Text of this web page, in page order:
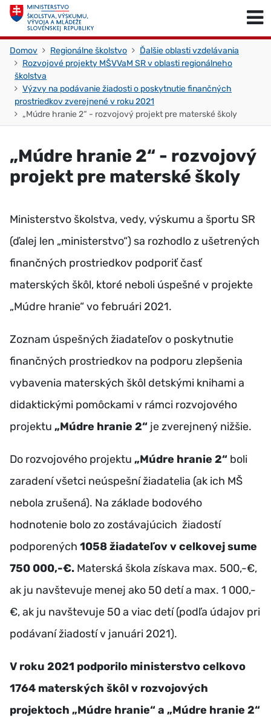
Skočiť na obsah
Domov Regionálne školstvo
Ďalšie oblasti vzdelávania
Rozvojové projekty MŠVVaM SR v oblasti regionálneho
školstva
Výzvy na podávanie žiadosti o poskytnutie finančných
prostriedkov zverejnené v roku 2021
„Múdre hranie 2“ - rozvojový projekt pre materské školy
„Múdre hranie 2“ - rozvojový
projekt pre materské školy
Ministerstvo školstva, vedy, výskumu a športu SR
(ďalej len „ministerstvo“) sa rozhodlo z ušetrených
finančných prostriedkov podporiť časť
materských škôl, ktoré neboli úspešné v projekte
„Múdre hranie“ vo februári 2021.
Zoznam úspešných žiadateľov o poskytnutie
finančných prostriedkov na podporu zlepšenia
vybavenia materských škôl detskými knihami a
didaktickými pomôckami v rámci rozvojového
projektu „Múdre hranie 2“ je zverejnený nižšie.
Do rozvojového projektu „Múdre hranie 2“ boli
zaradení všetci neúspešní žiadatelia (ak ich MŠ
nebola zrušená). Na základe bodového
hodnotenie bolo zo zostávajúcich žiadostí
podporených 1058 žiadateľov v celkovej sume
750 000,-€. Materská škola získava max. 500,-€,
ak ju navštevuje menej ako 50 detí a max. 1 000,-
€, ak ju navštevuje 50 a viac detí (podľa údajov pri
podávaní žiadostí v januári 2021).
V roku 2021 podporilo ministerstvo celkovo
1764 materských škôl v rozvojových
projektoch „Múdre hranie“ a „Múdre hranie 2“
Skočiť na začiatok stránky